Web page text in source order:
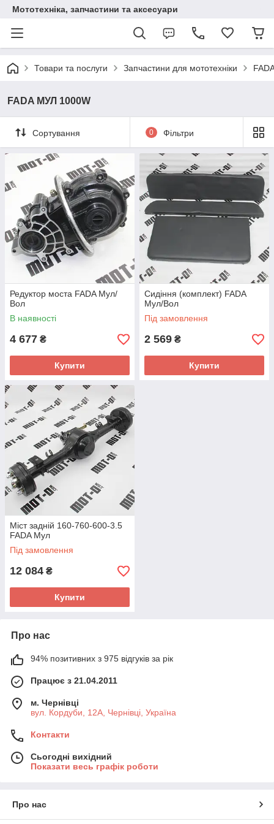
Мототехніка, запчастини та аксесуари
Товари та послуги Запчастини для мототехніки
FADA МУЛ 1000W
Сортування 0 Фільтри
Редуктор моста FADA Мул/
Вол
В наявності
4 677 ₴
Купити
Сидіння (комплект) FADA
Мул/Вол
Під замовлення
2 569 ₴
Купити
Міст задній 160-760-600-3.5
FADA Мул
Під замовлення
12 084 ₴
Купити
Про нас
94% позитивних з 975 відгуків за рік
Працює з 21.04.2011
м. Чернівці
вул. Кордуби, 12А, Чернівці, Україна
Контакти
Сьогодні вихідний
Показати весь графік роботи
Про нас